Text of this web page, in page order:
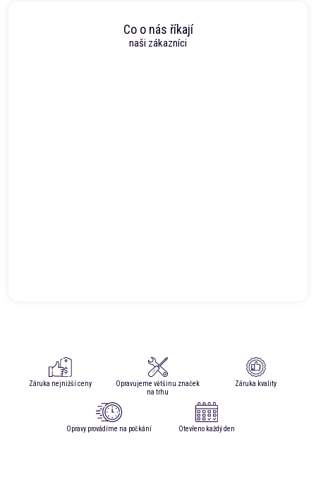
Co o nás říkají
naši zákazníci
Záruka nejnižší ceny
Opravujeme většinu značek
na trhu
Záruka kvality
Opravy provádíme na počkání Otevřeno každý den